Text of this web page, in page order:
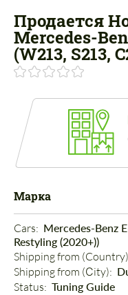
Продается
Mercedes-
(W213, S213,
Марка
Cars: Mercedes-Benz
Restyling (2020+))
Shipping from
Shipping from (Сity):
Status: Tuning Guide